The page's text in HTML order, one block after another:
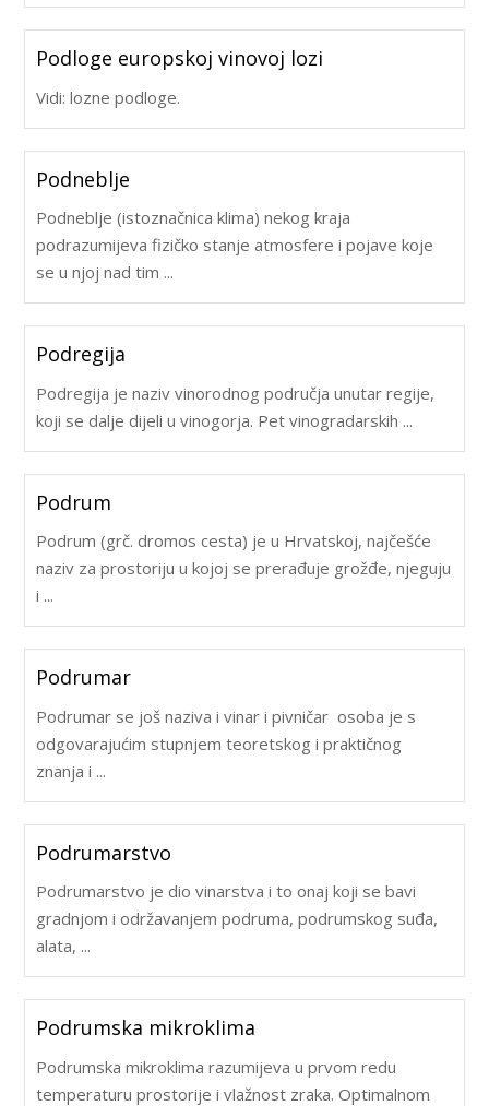
Podloge europskoj vinovoj lozi
Vidi: lozne podloge.
Podneblje
Podneblje (istoznačnica klima) nekog kraja
podrazumijeva fizičko stanje atmosfere i pojave koje
se u njoj nad tim ...
Podregija
Podregija je naziv vinorodnog područja unutar regije,
koji se dalje dijeli u vinogorja. Pet vinogradarskih ...
Podrum
Podrum (grč. dromos cesta) je u Hrvatskoj, najčešće
naziv za prostoriju u kojoj se prerađuje grožđe, njeguju
i ...
Podrumar
Podrumar se još naziva i vinar i pivničar osoba je s
odgovarajućim stupnjem teoretskog i praktičnog
znanja i ...
Podrumarstvo
Podrumarstvo je dio vinarstva i to onaj koji se bavi
gradnjom i održavanjem podruma, podrumskog suđa,
alata, ...
Podrumska mikroklima
Podrumska mikroklima razumijeva u prvom redu
temperaturu prostorije i vlažnost zraka. Optimalnom